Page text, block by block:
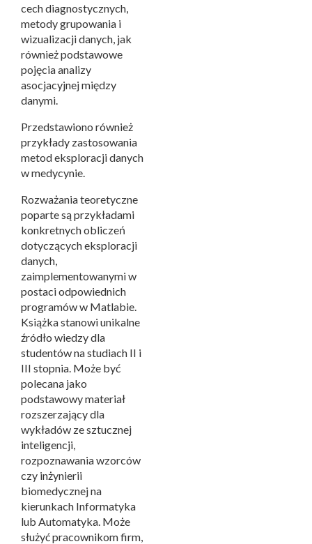
cech diagnostycznych,
metody grupowania i
wizualizacji danych, jak
również podstawowe
pojęcia analizy
asocjacyjnej między
danymi.
Przedstawiono również
przykłady zastosowania
metod eksploracji danych
w medycynie.
Rozważania teoretyczne
poparte są przykładami
konkretnych obliczeń
dotyczących eksploracji
danych,
zaimplementowanymi w
postaci odpowiednich
programów w Matlabie.
Książka stanowi unikalne
źródło wiedzy dla
studentów na studiach II i
III stopnia. Może być
polecana jako
podstawowy materiał
rozszerzający dla
wykładów ze sztucznej
inteligencji,
rozpoznawania wzorców
czy inżynierii
biomedycznej na
kierunkach Informatyka
lub Automatyka. Może
służyć pracownikom firm,